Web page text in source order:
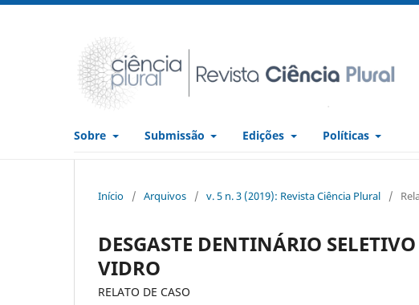
Sobre Submissão Edições Políticas
Início / Arquivos / v. 5 n. 3 (2019): Revista Ciência Plural /
DESGASTE DENTINÁRIO
VIDRO
RELATO DE CASO